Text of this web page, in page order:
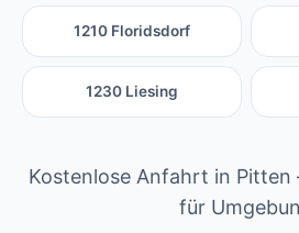
1210 Floridsdorf
1230 Liesing
Kostenlose Anfahrt in Pitten
für